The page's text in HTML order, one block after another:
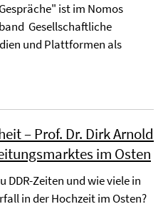
ist im Nomos
Gesellschaftliche
und Plattformen als
– Prof. Dr. Dirk Arnold
im Osten
DDR-Zeiten und wie viele in
in der Hochzeit im Osten?